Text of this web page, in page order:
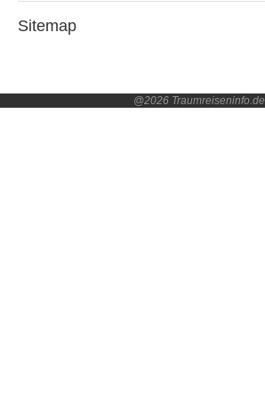
Sitemap
@2026 Traumreiseninfo.de